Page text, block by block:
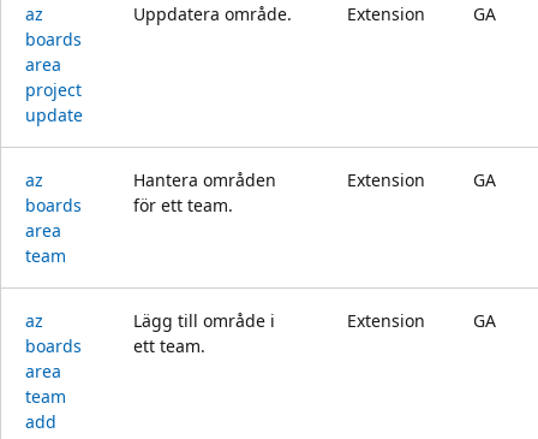
az
boards
area
project
update
Uppdatera område. Extension GA
az
boards
area
team
Hantera områden
för ett team.
Extension GA
az
boards
area
team
add
Lägg till område i
ett team.
Extension GA